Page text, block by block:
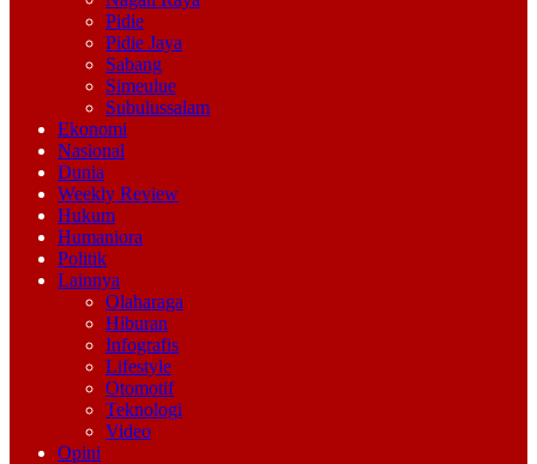
Pidie
Pidie Jaya
Sabang
Simeulue
Subulussalam
Ekonomi
Nasional
Dunia
Weekly Review
Hukum
Humaniora
Politik
Lainnya
Olaharaga
Hiburan
Infografis
Lifestyle
Otomotif
Teknologi
Video
Opini